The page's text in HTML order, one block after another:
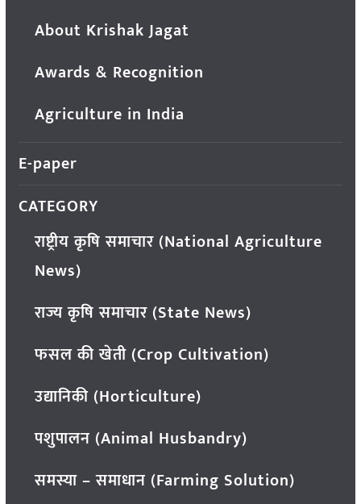
About Krishak Jagat
Awards & Recognition
Agriculture in India
E-paper
CATEGORY
राष्ट्रीय कृषि समाचार (National Agriculture
News)
राज्य कृषि समाचार (State News)
फसल की खेती (Crop Cultivation)
उद्यानिकी (Horticulture)
पशुपालन (Animal Husbandry)
समस्या – समाधान (Farming Solution)